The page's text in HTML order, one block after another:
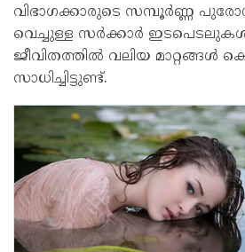
വിഭാഗക്കാരുടെ സമ്പൂർണ്ണ
വെച്ചുള്ള സർക്കാർ
ജീവിതത്തിൽ വലിയ മാറ്റങ്ങൾ
സാധിച്ചിട്ടുണ്ട്.